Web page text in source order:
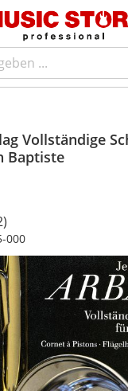
Vollständige
Baptiste
000